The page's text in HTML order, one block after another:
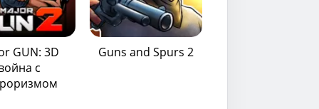
GUN: 3D
с
Guns and Spurs 2